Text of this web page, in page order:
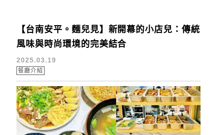
【台南安平。麵兒見】新開幕的小店兒：傳統
風味與時尚環境的完美結合
2025.03.19
餐廳介紹